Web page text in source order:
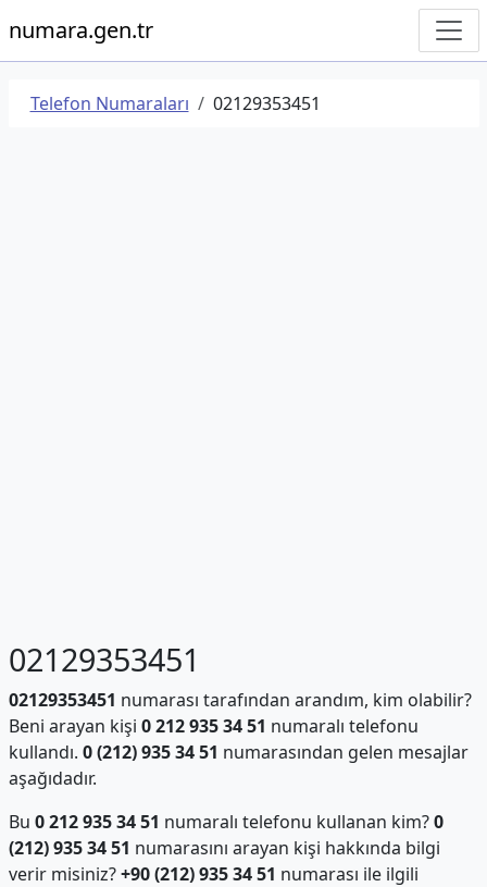
numara.gen.tr
Telefon Numaraları 02129353451
02129353451
02129353451 numarası tarafından arandım, kim olabilir?
Beni arayan kişi 0 212 935 34 51 numaralı telefonu
kullandı. 0 (212) 935 34 51 numarasından gelen mesajlar
aşağıdadır.
Bu 0 212 935 34 51 numaralı telefonu kullanan kim?0
(212) 935 34 51 numarasını arayan kişi hakkında bilgi
verir misiniz?+90 (212) 935 34 51 numarası ile ilgili